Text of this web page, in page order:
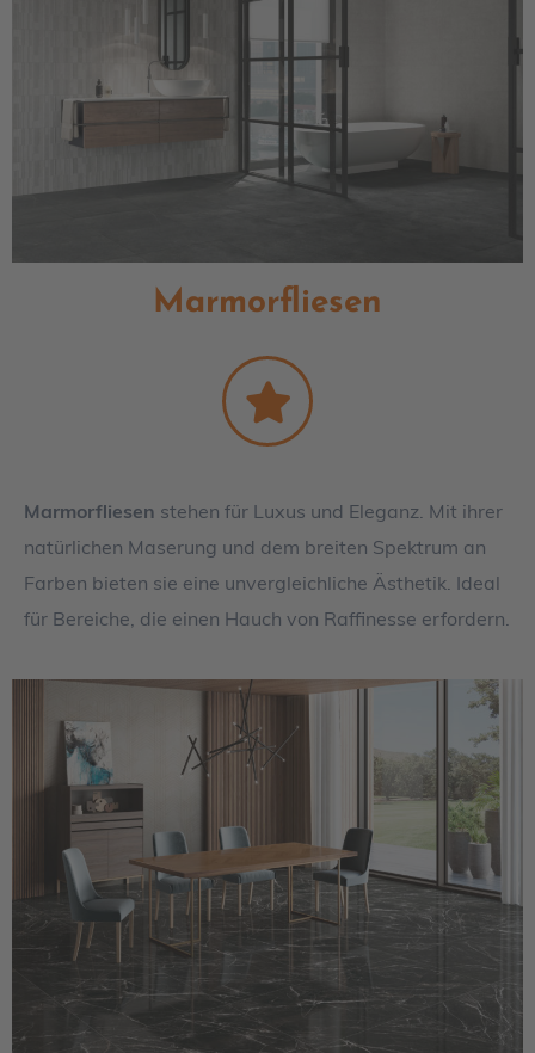
Marmorfliesen
Marmorfliesen stehen für Luxus und Eleganz. Mit ihrer
natürlichen Maserung und dem breiten Spektrum an
Farben bieten sie eine unvergleichliche Ästhetik. Ideal
für Bereiche, die einen Hauch von Raffinesse erfordern.